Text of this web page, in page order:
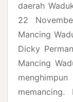
daerah
22
Mancing
Dicky
Mancing
memancing.